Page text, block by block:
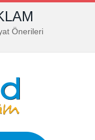
Önerileri